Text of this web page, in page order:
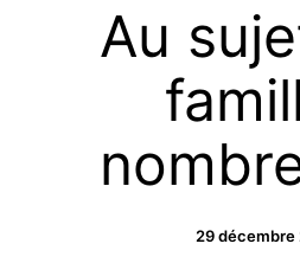
Au
29 décembre